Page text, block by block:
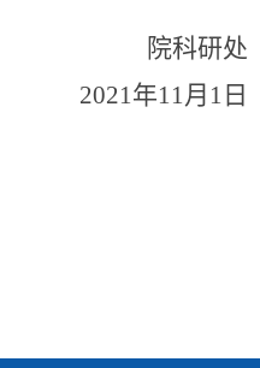
院科研处
2021年11月 1 日